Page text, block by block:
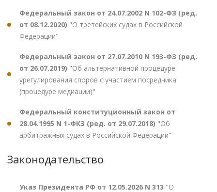
Федеральный закон от 24.07.2002 N 102-ФЗ (ред.
от 08.12.2020) "О третейских судах в Российской
Федерации"
Федеральный закон от 27.07.2010 N 193-ФЗ (ред.
от 26.07.2019) "Об альтернативной процедуре
урегулирования споров с участием посредника
(процедуре медиации)"
Федеральный конституционный закон от
28.04.1995 N 1-ФКЗ (ред. от 29.07.2018) "Об
арбитражных судах в Российской Федерации"
Законодательство
Указ Президента РФ от 12.05.2026 N 313 "О